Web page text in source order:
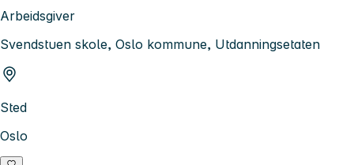
Arbeidsgiver
Svendstuen skole, Oslo kommune, Utdanningsetaten
Sted
Oslo